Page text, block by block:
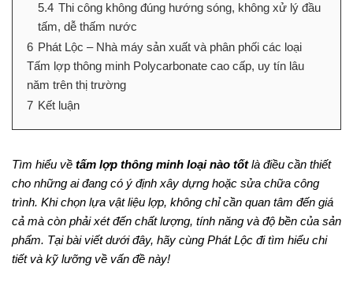
5.4 Thi công không đúng hướng sóng, không xử lý đầu
tấm, dễ thấm nước
6 Phát Lộc – Nhà máy sản xuất và phân phối các loại
Tấm lợp thông minh Polycarbonate cao cấp, uy tín lâu
năm trên thị trường
7 Kết luận
Tìm hiểu về tấm lợp thông minh loại nào tốtlà điều cần thiết
cho những ai đang có ý định xây dựng hoặc sửa chữa công
trình. Khi chọn lựa vật liệu lợp, không chỉ cần quan tâm đến giá
cả mà còn phải xét đến chất lượng, tính năng và độ bền của sản
phẩm. Tại bài viết dưới đây, hãy cùng Phát Lộc đi tìm hiểu chi
tiết và kỹ lưỡng về vấn đề này!